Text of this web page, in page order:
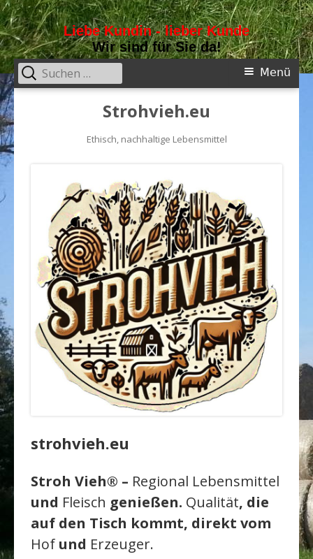
Liebe Kundin - lieber Kunde
Wir sind für Sie da!